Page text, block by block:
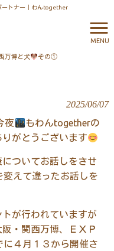
ートナー｜わんtogether
MENU
万博と犬 その①
2025/06/07
夜
もわんtogetherの
がとうございます
ついてお話しをさせ
えて違ったお話しを
が行われていますが
・関西万博、ＥＸＰ
に４月１３から開催さ